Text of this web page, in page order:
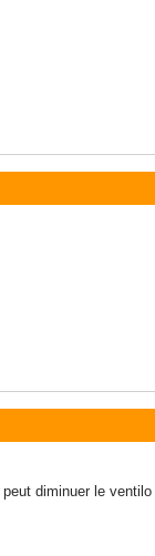
diminuer le